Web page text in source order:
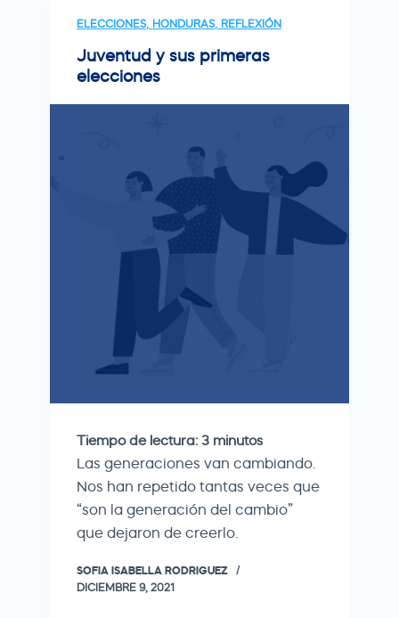
ELECCIONES, HONDURAS, REFLEXIÓN
Juventud y sus primeras
elecciones
Tiempo de lectura: 3 minutos
Las generaciones van cambiando.
Nos han repetido tantas veces que
“son la generación del cambio”
que dejaron de creerlo.
SOFIA ISABELLA RODRIGUEZ
DICIEMBRE 9, 2021